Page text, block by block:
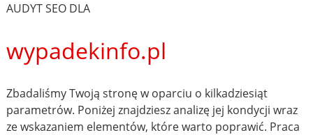
AUDYT SEO DLA
wypadekinfo.pl
Zbadaliśmy Twoją stronę w oparciu o kilkadziesiąt
parametrów. Poniżej znajdziesz analizę jej kondycji wraz
ze wskazaniem elementów, które warto poprawić. Praca